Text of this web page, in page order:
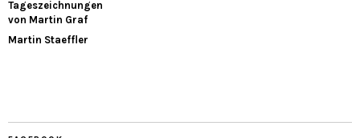
Tageszeichnungen
von Martin Graf
Martin Staeffler